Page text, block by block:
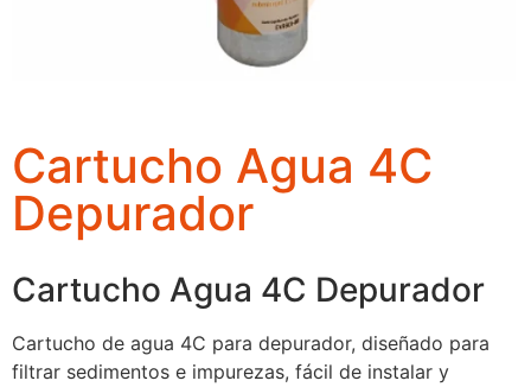
Cartucho Agua 4C
Depurador
Cartucho Agua 4C Depurador
Cartucho de agua 4C para depurador, diseñado para
filtrar sedimentos e impurezas, fácil de instalar y